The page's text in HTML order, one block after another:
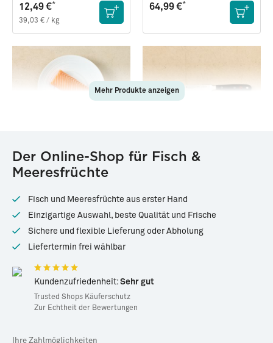
12,49 €*
39,03 € / kg
64,99 €*
Lachs-Rückenfilet
(Sashimi-Qualität)
17,99 €*
89,95 € / kg
Filetiermesser
59,99 € *
Mehr Produkte anzeigen
Der Online-Shop für Fisch &
Meeresfrüchte
Fisch und Meeresfrüchte aus erster Hand
Einzigartige Auswahl, beste Qualität und Frische
Sichere und flexible Lieferung oder Abholung
Liefertermin frei wählbar
Kundenzufriedenheit: Sehr gut
Trusted Shops Käuferschutz
Zur Echtheit der Bewertungen
Ihre Zahlmöglichkeiten